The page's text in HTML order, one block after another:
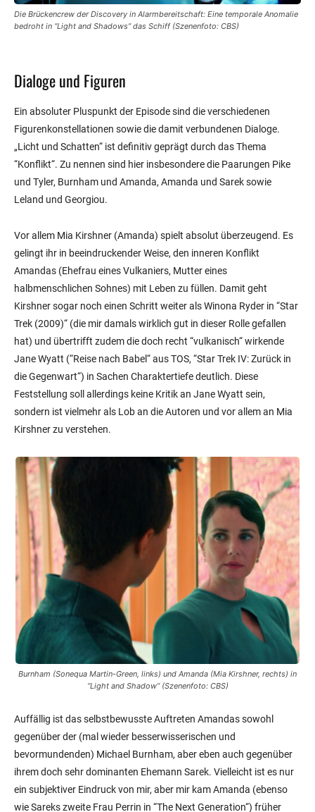
Die Brückencrew derDiscovery in Alarmbereitschaft: Eine temporale Anomalie
bedroht in “Light and Shadows” das Schiff (Szenenfoto: CBS)
Dialoge und Figuren
Ein absoluter Pluspunkt der Episode sind die verschiedenen
Figurenkonstellationen sowie die damit verbundenen Dialoge.
„Licht und Schatten“ ist definitiv geprägt durch das Thema
“Konflikt“. Zu nennen sind hier insbesondere die Paarungen Pike
und Tyler, Burnham und Amanda, Amanda und Sarek sowie
Leland und Georgiou.
Vor allem Mia Kirshner (Amanda) spielt absolut überzeugend. Es
gelingt ihr in beeindruckender Weise, den inneren Konflikt
Amandas (Ehefrau eines Vulkaniers, Mutter eines
halbmenschlichen Sohnes) mit Leben zu füllen. Damit geht
Kirshner sogar noch einen Schritt weiter als Winona Ryder in “Star
Trek (2009)“ (die mir damals wirklich gut in dieser Rolle gefallen
hat) und übertrifft zudem die doch recht “vulkanisch“ wirkende
Jane Wyatt (“Reise nach Babel“ aus TOS, “Star Trek IV: Zurück in
die Gegenwart“) in Sachen Charaktertiefe deutlich. Diese
Feststellung soll allerdings keine Kritik an Jane Wyatt sein,
sondern ist vielmehr als Lob an die Autoren und vor allem an Mia
Kirshner zu verstehen.
Burnham (Sonequa Martin-Green, links) und Amanda (Mia Kirshner, rechts) in
“Light and Shadow” (Szenenfoto: CBS)
Auffällig ist das selbstbewusste Auftreten Amandas sowohl
gegenüber der (mal wieder besserwisserischen und
bevormundenden) Michael Burnham, aber eben auch gegenüber
ihrem doch sehr dominanten Ehemann Sarek. Vielleicht ist es nur
ein subjektiver Eindruck von mir, aber mir kam Amanda (ebenso
wie Sareks zweite Frau Perrin in “The Next Generation“) früher